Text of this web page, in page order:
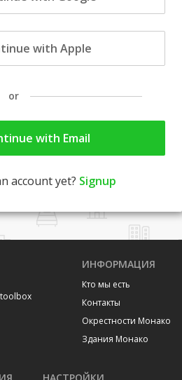
with Apple
or
with Email
account yet? Signup
ИНФОРМАЦИЯ
Кто мы есть
Контакты
Окрестности Монако
Здания Монако